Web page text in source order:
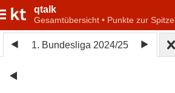
qtalk
Gesamtübersicht • Punkte zur Spitze
1. Bundesliga 2024/25